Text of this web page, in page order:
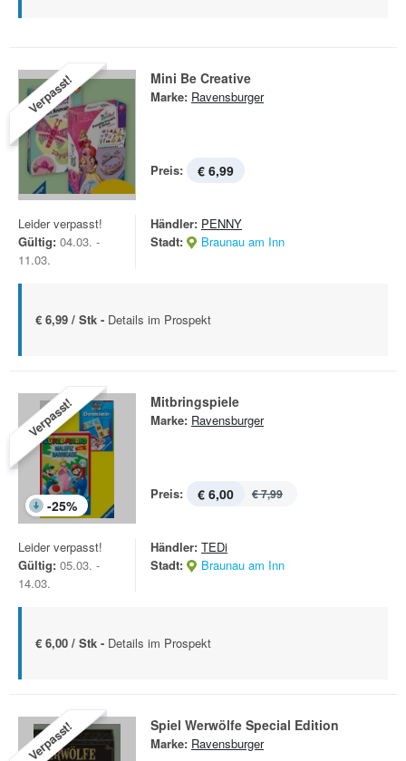
Verpasst! Mini Be Creative
Marke: Ravensburger
Preis: € 6,99
Leider verpasst!
Gültig: 04.03. -
11.03.
Händler: PENNY
Stadt:
Braunau am Inn
€ 6,99 / Stk - Details im Prospekt
Verpasst!
-25%
Mitbringspiele
Marke: Ravensburger
Preis: € 6,00 € 7,99
Leider verpasst!
Gültig: 05.03. -
14.03.
Händler: TEDi
Stadt:
Braunau am Inn
€ 6,00 / Stk - Details im Prospekt
Verpasst! Spiel Werwölfe Special Edition
Marke: Ravensburger